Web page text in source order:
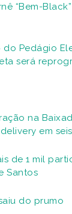
“Bem-
Pedágio
será
na
em
de 1 mil
Santos
do prumo